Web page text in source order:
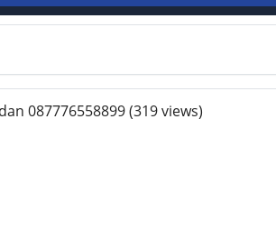
087776558899(319 views)